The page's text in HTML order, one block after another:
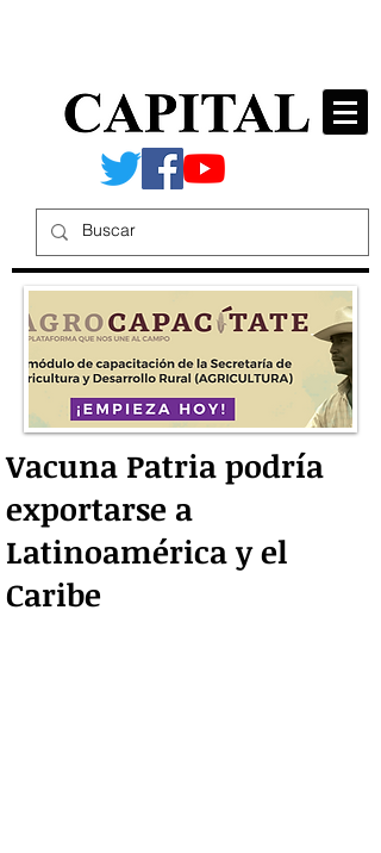
Vacuna Patria podría
exportarse a
Latinoamérica y el
Caribe